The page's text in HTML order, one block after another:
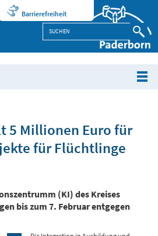
Barrierefreiheit
5 Millionen Euro für
für Flüchtlinge
(KI) des Kreises
bis zum 7. Februar entgegen